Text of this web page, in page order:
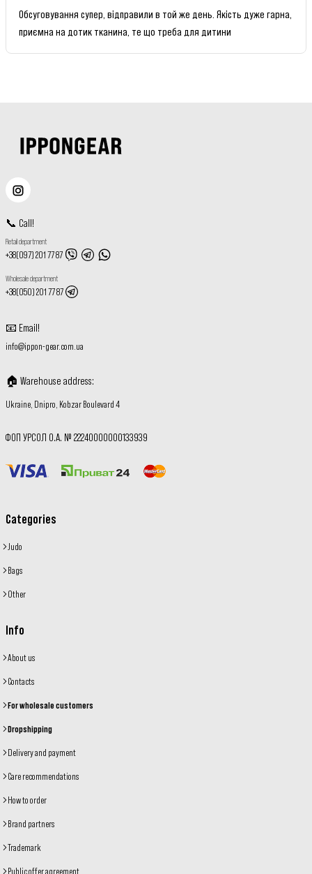
Обсуговування супер, відправили в той же день. Якість дуже гарна,
приємна на дотик тканина, те що треба для дитини
📞 Call!
Retail department
+38(097) 201 77 87
Wholesale department
+38(050) 201 77 87
📧 Email!
info@ippon-gear.com.ua
🏠 Warehouse address:
Ukraine, Dnipro, Kobzar Boulevard 4
ФОП УРСОЛ О.А. № 22240000000133939
Categories
Judo
Bags
Other
Info
About us
Contacts
For wholesale customers
Dropshipping
Delivery and payment
Care recommendations
How to order
Brand partners
Trademark
Public offer agreement